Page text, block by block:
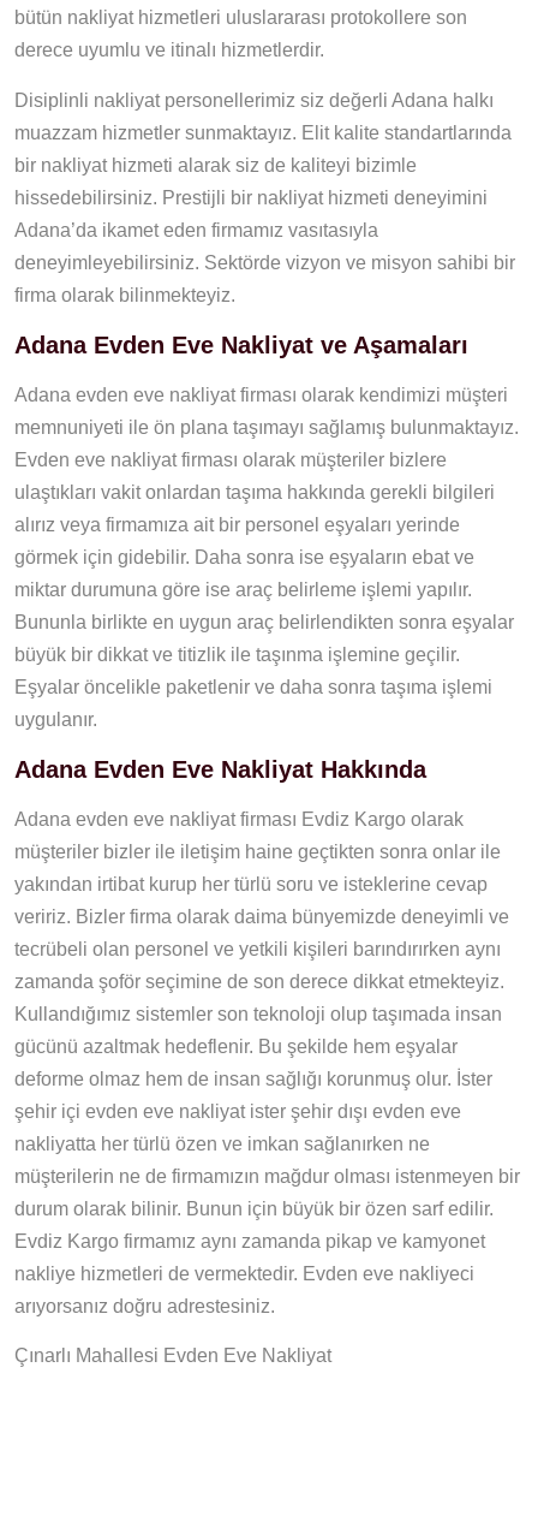
bütün nakliyat hizmetleri uluslararası protokollere son
derece uyumlu ve itinalı hizmetlerdir.
Disiplinli nakliyat personellerimiz siz değerli Adana halkı
muazzam hizmetler sunmaktayız. Elit kalite standartlarında
bir nakliyat hizmeti alarak siz de kaliteyi bizimle
hissedebilirsiniz. Prestijli bir nakliyat hizmeti deneyimini
Adana’da ikamet eden firmamız vasıtasıyla
deneyimleyebilirsiniz. Sektörde vizyon ve misyon sahibi bir
firma olarak bilinmekteyiz.
Adana Evden Eve Nakliyat ve Aşamaları
Adana evden eve nakliyat firması olarak kendimizi müşteri
memnuniyeti ile ön plana taşımayı sağlamış bulunmaktayız.
Evden eve nakliyat firması olarak müşteriler bizlere
ulaştıkları vakit onlardan taşıma hakkında gerekli bilgileri
alırız veya firmamıza ait bir personel eşyaları yerinde
görmek için gidebilir. Daha sonra ise eşyaların ebat ve
miktar durumuna göre ise araç belirleme işlemi yapılır.
Bununla birlikte en uygun araç belirlendikten sonra eşyalar
büyük bir dikkat ve titizlik ile taşınma işlemine geçilir.
Eşyalar öncelikle paketlenir ve daha sonra taşıma işlemi
uygulanır.
Adana Evden Eve Nakliyat Hakkında
Adana evden eve nakliyat firması Evdiz Kargo olarak
müşteriler bizler ile iletişim haine geçtikten sonra onlar ile
yakından irtibat kurup her türlü soru ve isteklerine cevap
veririz. Bizler firma olarak daima bünyemizde deneyimli ve
tecrübeli olan personel ve yetkili kişileri barındırırken aynı
zamanda şoför seçimine de son derece dikkat etmekteyiz.
Kullandığımız sistemler son teknoloji olup taşımada insan
gücünü azaltmak hedeflenir. Bu şekilde hem eşyalar
deforme olmaz hem de insan sağlığı korunmuş olur. İster
şehir içi evden eve nakliyat ister şehir dışı evden eve
nakliyatta her türlü özen ve imkan sağlanırken ne
müşterilerin ne de firmamızın mağdur olması istenmeyen bir
durum olarak bilinir. Bunun için büyük bir özen sarf edilir.
Evdiz Kargo firmamız aynı zamanda pikap ve kamyonet
nakliye hizmetleri de vermektedir. Evden eve nakliyeci
arıyorsanız doğru adrestesiniz.
Çınarlı Mahallesi Evden Eve Nakliyat